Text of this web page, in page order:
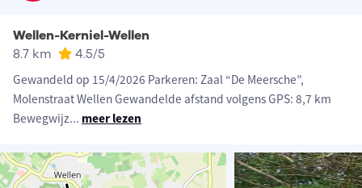
Wellen-Kerniel-Wellen
8.7 km 4.5/5
Gewandeld op 15/4/2026 Parkeren: Zaal “De Meersche”,
Molenstraat Wellen Gewandelde afstand volgens GPS: 8,7 km
Bewegwijz... meer lezen